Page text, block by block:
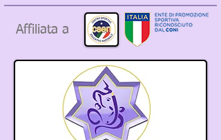
Affiliata a